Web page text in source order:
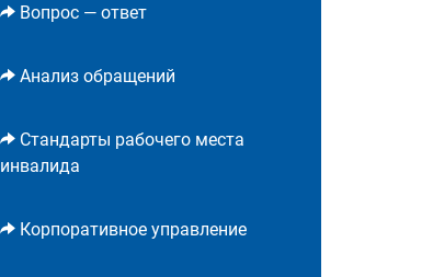
Вопрос — ответ
Анализ обращений
Стандарты рабочего места
инвалида
Корпоративное управление